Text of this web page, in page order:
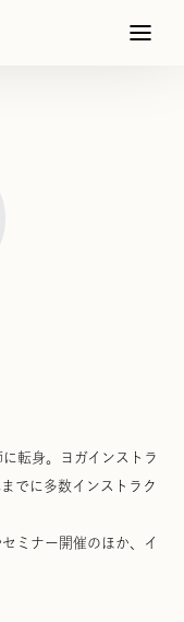
転身。ヨガインストラ
でに多数インストラク
ミナー開催のほか、イ